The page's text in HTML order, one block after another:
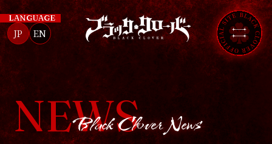
T
V
ア
ニ
メ
ク
ク
ー
』
公
式
サ
イ
ト
LANGUAGE
JP EN
NEWS
Black Clover News